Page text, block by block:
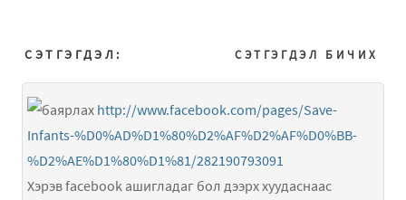
СЭТГЭГДЭЛ БИЧИХ
СЭТГЭГДЭЛ:
http://www.facebook.com/pages/Save-
Infants-%D0%AD%D1%80%D2%AF%D2%AF%D0%BB-
%D2%AE%D1%80%D1%81/282190793091
Хэрэв facebook ашигладаг бол дээрх хуудаснаас